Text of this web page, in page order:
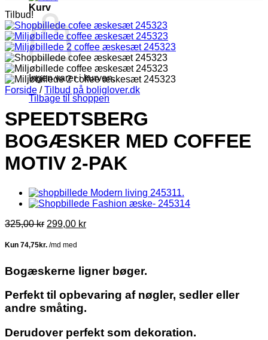
Kurv
Ingen varer i kurven.
Tilbage til shoppen
Tilbud!
Forside / Tilbud på boliglover.dk
SPEEDTSBERG
BOGÆSKER MED COFFEE
MOTIV 2-PAK
325,00kr Den
pris
325,00 kr.
299,00 krDen
299,00 kr.
Bogæskerne ligner bøger.
Perfekt til opbevaring af nøgler, sedler eller
andre småting.
Derudover perfekt som dekoration.